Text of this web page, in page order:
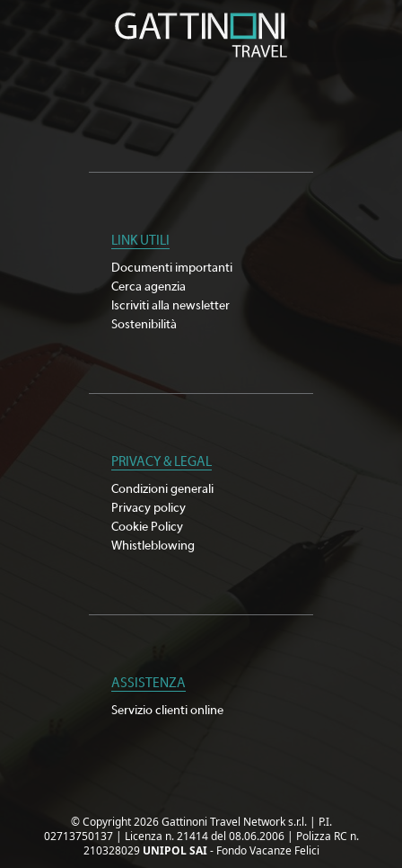
LINK UTILI
Documenti importanti
Cerca agenzia
Iscriviti alla newsletter
Sostenibilità
PRIVACY & LEGAL
Condizioni generali
Privacy policy
Cookie Policy
Whistleblowing
ASSISTENZA
Servizio clienti online
© Copyright 2026 Gattinoni Travel Network s.r.l. | P.I.
02713750137 | Licenza n. 21414 del 08.06.2006 | Polizza RC n.
210328029 UNIPOL SAI- Fondo Vacanze Felici